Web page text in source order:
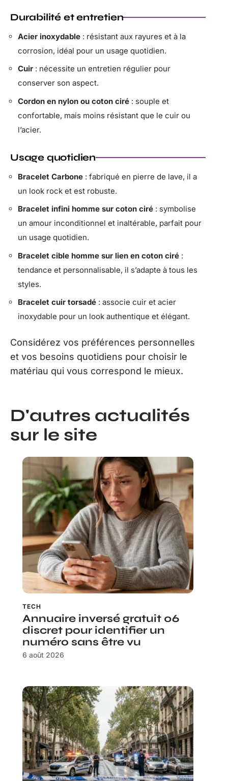
Durabilité et entretien
Acier inoxydable : résistant aux rayures et à la
corrosion, idéal pour un usage quotidien.
Cuir : nécessite un entretien régulier pour
conserver son aspect.
Cordon en nylon ou coton ciré : souple et
confortable, mais moins résistant que le cuir ou
l’acier.
Usage quotidien
Bracelet Carbone : fabriqué en pierre de lave, il a
un look rock et est robuste.
Bracelet infini homme sur coton ciré : symbolise
un amour inconditionnel et inaltérable, parfait pour
un usage quotidien.
Bracelet cible homme sur lien en coton ciré :
tendance et personnalisable, il s’adapte à tous les
styles.
Bracelet cuir torsadé : associe cuir et acier
inoxydable pour un look authentique et élégant.
Considérez vos préférences personnelles
et vos besoins quotidiens pour choisir le
matériau qui vous correspond le mieux.
D'autres actualités
sur le site
TECH
Annuaire inversé gratuit 06
discret pour identifier un
numéro sans être vu
6 août 2026